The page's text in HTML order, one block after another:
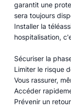
garantit une
sera toujours
Installer la
hospitalisation,
Sécuriser la
Limiter le risque
Vous rassurer,
Accéder
Prévenir un